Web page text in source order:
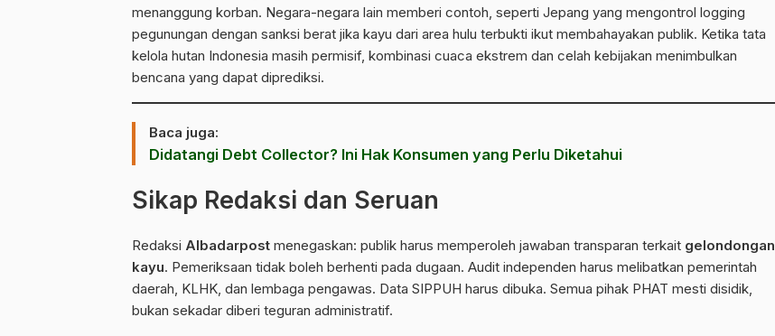
menanggung korban. Negara-negara lain memberi contoh, seperti Jepang yang mengontrol logging
pegunungan dengan sanksi berat jika kayu dari area hulu terbukti ikut membahayakan publik. Ketika tata
kelola hutan Indonesia masih permisif, kombinasi cuaca ekstrem dan celah kebijakan menimbulkan
bencana yang dapat diprediksi.
Baca juga:
Didatangi Debt Collector? Ini Hak Konsumen yang Perlu Diketahui
Sikap Redaksi dan Seruan
Redaksi Albadarpost menegaskan: publik harus memperoleh jawaban transparan terkait gelondongan
kayu. Pemeriksaan tidak boleh berhenti pada dugaan. Audit independen harus melibatkan pemerintah
daerah, KLHK, dan lembaga pengawas. Data SIPPUH harus dibuka. Semua pihak PHAT mesti disidik,
bukan sekadar diberi teguran administratif.